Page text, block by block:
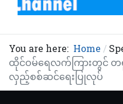
You are here: Home
ထိုင်ဝမ်ရေလက်ကြားတွင် တ
လှည့်စစ်ဆင်ရေးပြုလုပ်